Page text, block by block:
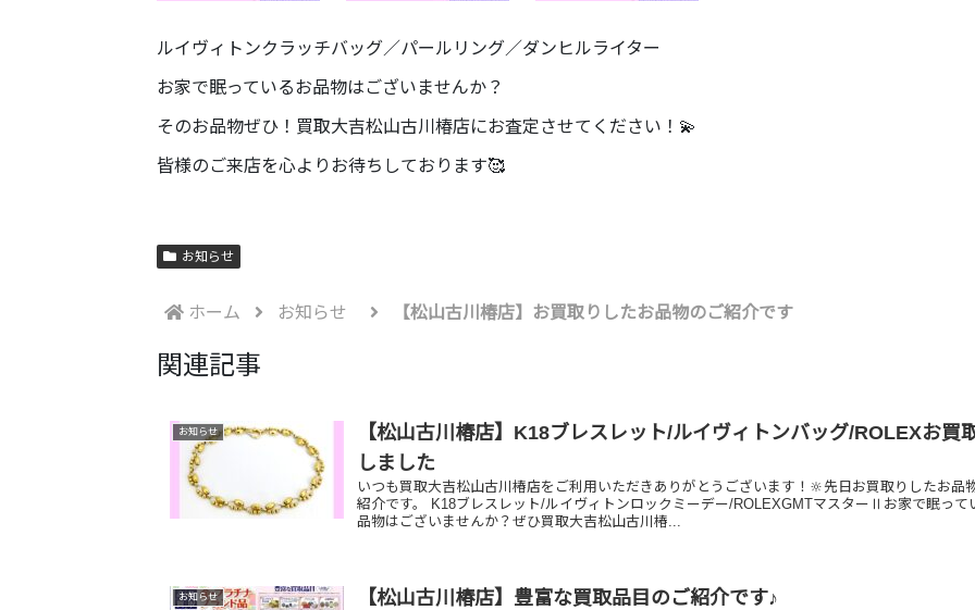
ルイヴィトンクラッチバッグ／パールリング／ダンヒルライター
お家で眠っているお品物はございませんか？
そのお品物ぜひ！買取大吉松山古川椿店にお査定させてください！💫
皆様のご来店を心よりお待ちしております🥰
お知らせ
ホーム お知らせ 【松山古川椿店】お買取りしたお品物のご紹介です
関連記事
お知らせ
【松山古川椿店】K18ブレスレット/ルイヴィトンバッグ/ROLEXお買
しました
いつも買取大吉松山古川椿店をご利用いただきありがとうございます！🔆先日お買取りしたお品
紹介です。 K18ブレスレット/ルイヴィトンロックミーデー/ROLEXGMTマスターⅡお家で眠って
品物はございませんか？ぜひ買取大吉松山古川椿...
お知らせ 【松山古川椿店】豊富な買取品目のご紹介です♪